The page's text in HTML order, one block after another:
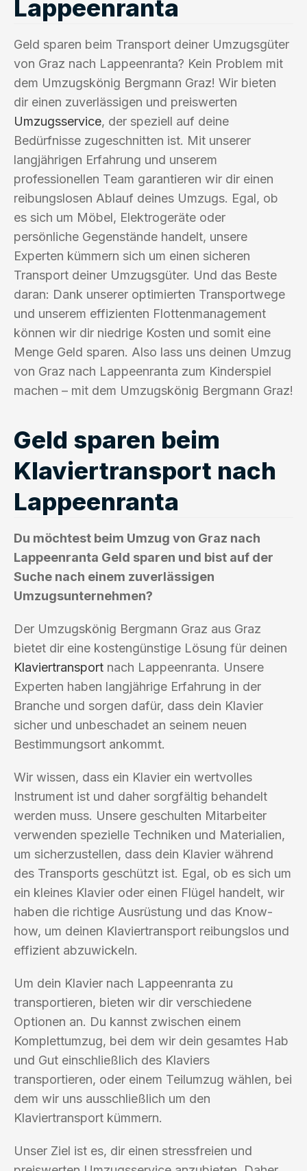
Lappeenranta
Geld sparen beim Transport deiner Umzugsgüter
von Graz nach Lappeenranta? Kein Problem mit
dem Umzugskönig Bergmann Graz! Wir bieten
dir einen zuverlässigen und preiswerten
Umzugsservice, der speziell auf deine
Bedürfnisse zugeschnitten ist. Mit unserer
langjährigen Erfahrung und unserem
professionellen Team garantieren wir dir einen
reibungslosen Ablauf deines Umzugs. Egal, ob
es sich um Möbel, Elektrogeräte oder
persönliche Gegenstände handelt, unsere
Experten kümmern sich um einen sicheren
Transport deiner Umzugsgüter. Und das Beste
daran: Dank unserer optimierten Transportwege
und unserem effizienten Flottenmanagement
können wir dir niedrige Kosten und somit eine
Menge Geld sparen. Also lass uns deinen Umzug
von Graz nach Lappeenranta zum Kinderspiel
machen – mit dem Umzugskönig Bergmann Graz!
Geld sparen beim
Klaviertransport nach
Lappeenranta
Du möchtest beim Umzug von Graz nach
Lappeenranta Geld sparen und bist auf der
Suche nach einem zuverlässigen
Umzugsunternehmen?
Der Umzugskönig Bergmann Graz aus Graz
bietet dir eine kostengünstige Lösung für deinen
Klaviertransport nach Lappeenranta. Unsere
Experten haben langjährige Erfahrung in der
Branche und sorgen dafür, dass dein Klavier
sicher und unbeschadet an seinem neuen
Bestimmungsort ankommt.
Wir wissen, dass ein Klavier ein wertvolles
Instrument ist und daher sorgfältig behandelt
werden muss. Unsere geschulten Mitarbeiter
verwenden spezielle Techniken und Materialien,
um sicherzustellen, dass dein Klavier während
des Transports geschützt ist. Egal, ob es sich um
ein kleines Klavier oder einen Flügel handelt, wir
haben die richtige Ausrüstung und das Know-
how, um deinen Klaviertransport reibungslos und
effizient abzuwickeln.
Um dein Klavier nach Lappeenranta zu
transportieren, bieten wir dir verschiedene
Optionen an. Du kannst zwischen einem
Komplettumzug, bei dem wir dein gesamtes Hab
und Gut einschließlich des Klaviers
transportieren, oder einem Teilumzug wählen, bei
dem wir uns ausschließlich um den
Klaviertransport kümmern.
Unser Ziel ist es, dir einen stressfreien und